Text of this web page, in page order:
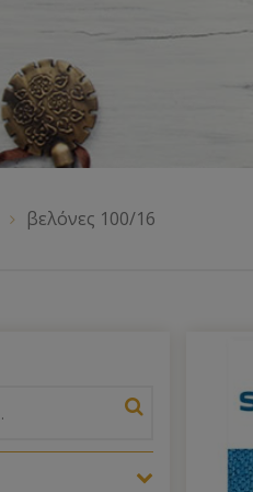
Χερούλια Τσάντας
Ιμάντες
Πλέγματα
βελόνες 100/16